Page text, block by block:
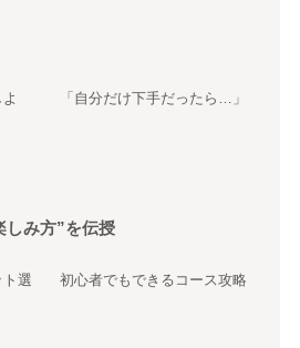
「自分だけ下手だったら…」
しみ方”を伝授
選
初心者でもできるコース攻略